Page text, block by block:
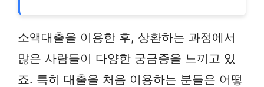
소액대출을 이용한 후, 상환하는 과정에서
많은 사람들이 다양한 궁금증을 느끼고 있
죠. 특히 대출을 처음 이용하는 분들은 어떻